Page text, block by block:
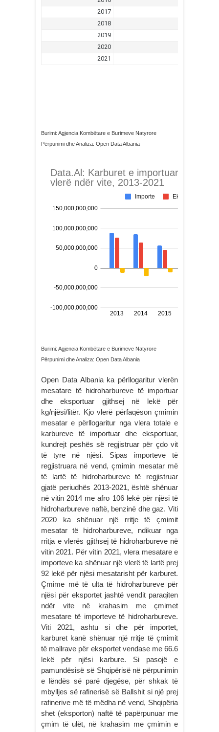
Burimi: Agjencia Kombëtare e Burimeve Natyrore
Përpunimi dhe Analiza: Open Data Albania
Burimi: Agjencia Kombëtare e Burimeve Natyrore
Përpunimi dhe Analiza: Open Data Albania
Open Data Albania ka përllogaritur vlerën
mesatare të hidroharbureve të importuar
dhe eksportuar gjithsej në lekë për
kg/njësi/litër. Kjo vlerë përfaqëson çmimin
mesatar e përllogaritur nga vlera totale e
karbureve të importuar dhe eksportuar,
kundrejt peshës së regjistruar për çdo vit
të tyre në njësi. Sipas importeve të
regjistruara në vend, çmimin mesatar më
të lartë të hidroharbureve të regjistruar
gjatë periudhës 2013-2021, është shënuar
në vitin 2014 me afro 106 lekë për njësi të
hidroharbureve naftë, benzinë dhe gaz. Viti
2020 ka shënuar një rritje të çmimit
mesatar të hidroharbureve, ndikuar nga
rritja e vlerës gjithsej të hidroharbureve në
vitin 2021. Për vitin 2021, vlera mesatare e
importeve ka shënuar një vlerë të lartë prej
92 lekë për njësi mesatarisht për karburet.
Çmime më të ulta të hidroharbureve për
njësi për eksportet jashtë vendit paraqiten
ndër vite në krahasim me çmimet
mesatare të importeve të hidroharbureve.
Viti 2021, ashtu si dhe për importet,
karburet kanë shënuar një rritje të çmimit
të mallrave për eksportet vendase me 66.6
lekë për njësi karbure. Si pasojë e
pamundësisë së Shqipërisë në përpunimin
e lëndës së parë djegëse, për shkak të
mbylljes së rafinerisë së Ballshit si një prej
rafinerive më të mëdha në vend, Shqipëria
shet (eksporton) naftë të papërpunuar me
çmim të ulët, në krahasim me çmimin e